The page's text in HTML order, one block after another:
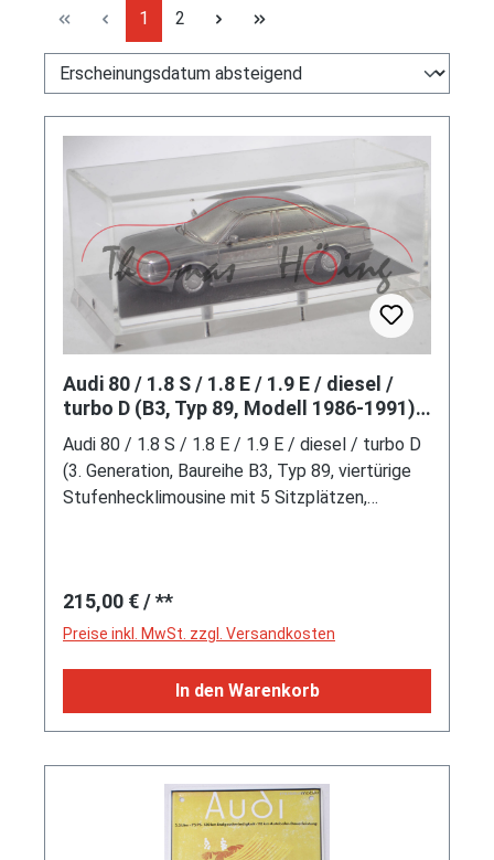
Seite
1 Seite
2
Audi 80 / 1.8 S / 1.8 E / 1.9 E / diesel /
turbo D (B3, Typ 89, Modell 1986-1991),
Zinn, Hersteller: AMR, mit Zertifikat,
1:35, PC-Box mit Werbebox
Audi 80 / 1.8 S / 1.8 E / 1.9 E / diesel / turbo D
(3. Generation, Baureihe B3, Typ 89, viertürige
Stufenhecklimousine mit 5 Sitzplätzen,
Choke sowie eine obenliegende Nockenwelle
(SOHC = Single Overhead Camshaft) und 2
1595 cm³ und 75 PS (vgl. 1.6,
Motorkennbuchstabe RN, ohne Katalysator,
Modell 1986-1991) / Audi Typ VW EA827
wassergekühlter Vierzylinder-Reihen-Viertakt-
Otto mit Fallstrom-Register-Vergaser und
Choke sowie eine obenliegende Nockenwelle
(SOHC = Single Overhead Camshaft) und 2
Regulärer Preis:
215,00 €/ **
Preise inkl. MwSt. zzgl. Versandkosten
In den Warenkorb